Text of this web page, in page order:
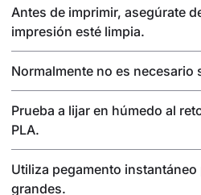
Antes de imprimir, asegúrate
impresión esté limpia.
Normalmente no es necesario
Prueba a lijar en húmedo al
PLA.
Utiliza pegamento
grandes.